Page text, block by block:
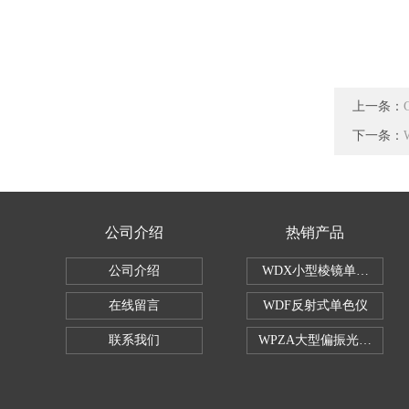
上一条：
下一条：
公司介绍
公司介绍
在线留言
联系我们
热销产品
WDX小型棱镜单色仪
WDF反射式单色仪
WPZA大型偏振光演示仪